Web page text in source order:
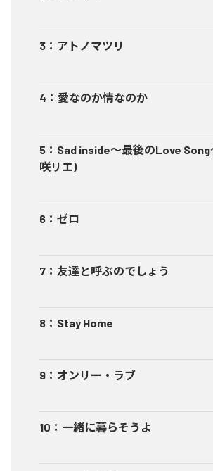
3 ： アトノマツリ
4 ： 愛なのか情なのか
5 ： Sad inside〜最後のLove
咲リエ)
6 ： ゼロ
7 ： 友達と呼ぶのでしょう
8 ： Stay Home
9 ： オンリー・ラブ
10 ： 一緒に暮らそうよ